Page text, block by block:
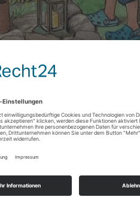
wenn ein Mensch stirbt.